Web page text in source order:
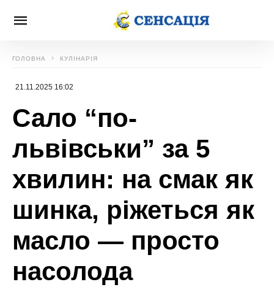
ГОЛОВНА КУЛІНАРІЯ
21.11.2025 16:02
Сало “по-
львівськи” за 5
хвилин: на смак як
шинка, ріжеться як
масло — просто
насолода